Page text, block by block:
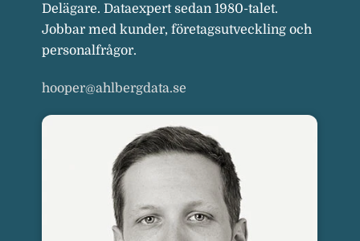
Delägare. Dataexpert sedan 1980-talet.
Jobbar med kunder, företagsutveckling och
personalfrågor.
hooper@ahlbergdata.se